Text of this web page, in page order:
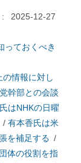
2025-12-27
っておくべき
情報に対し
幹部との会談
はNHKの日曜
/ 有本香氏は米
を補足する /
体の役割を指